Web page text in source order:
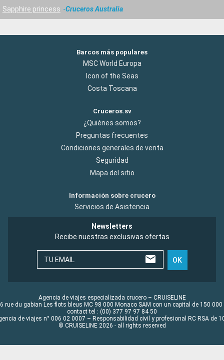
Sapphire princess
Cruceros Australia
Barcos más populares
MSC World Europa
Icon of the Seas
Costa Toscana
Cruceros.sv
¿Quiénes somos?
Preguntas frecuentes
Condiciones generales de venta
Seguridad
Mapa del sitio
Información sobre crucero
Servicios de Asistencia
Newsletters
Recibe nuestras exclusivas ofertas
TU EMAIL OK
Agencia de viajes especializada crucero – CRUISELINE
rue du gabian Les flots bleus MC 98 000 Monaco SAM con un capital de 150 000
contact tel : (00) 377 97 97 84 50
de viajes n° 006 02 0007 – Responsabilidad civil y profesional RC RSA de
© CRUISELINE 2026 - all rights reserved